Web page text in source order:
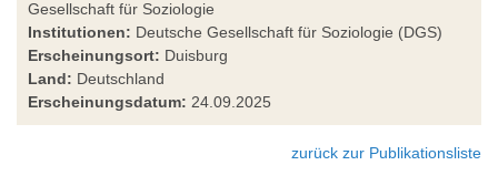
Gesellschaft für Soziologie
Institutionen: Deutsche Gesellschaft für Soziologie (DGS)
Erscheinungsort: Duisburg
Land: Deutschland
Erscheinungsdatum: 24.09.2025
zurück zur Publikationsliste